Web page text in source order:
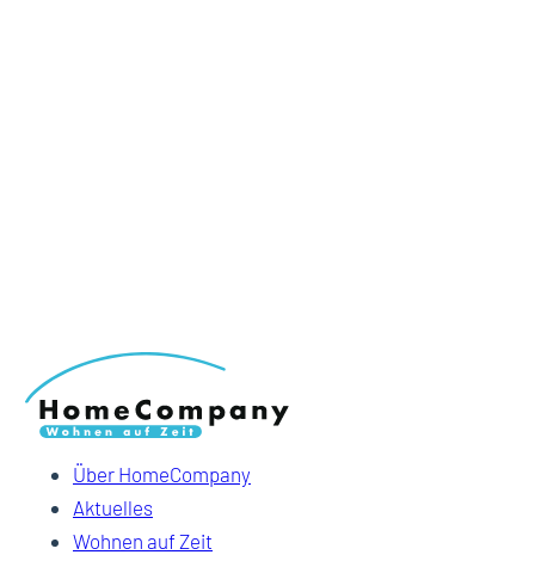
Über HomeCompany
Aktuelles
Wohnen auf Zeit